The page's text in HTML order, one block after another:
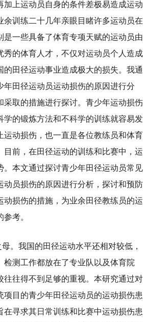
加上运动员自身的条件差极易造成运动
余训练二十几年亲眼目睹许多运动员在
是一些具备了体育专项天赋的运动员由
秀的体育人才，不仅对运动员个人造成
的田径运动事业造成极大的损失。我通
年田径运动员运动损伤的原因进行分
采取的措施进行探讨。青少年运动损伤
学的锻炼方法和不科学的训练就容易发
运动损伤，也一直是各位教练员和体育
目前，在田径运动的训练和比赛中，运
。本文通过探讨青少年田径运动员常见
动员损伤的原因进行分析，探讨和预防
动损伤的措施，为业余田径教练员的运
考。
。我国的田径运动水平还相对较低，
检测工作都放在了专业队以及体育院
往往得不到足够的重视。本研究通过对
项目的青少年田径运动员的运动损伤患
在寻求其日常训练和比赛中运动损伤患